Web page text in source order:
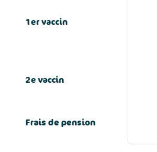
1er vaccin
2e vaccin
Frais de pension